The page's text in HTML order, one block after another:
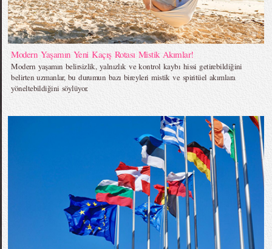
Modern Yaşamın Yeni Kaçış Rotası Mistik Akımlar!
Modern yaşamın belirsizlik, yalnızlık ve kontrol kaybı hissi getirebildiğini
belirten uzmanlar, bu durumun bazı bireyleri mistik ve spiritüel akımlara
yöneltebildiğini söylüyor.